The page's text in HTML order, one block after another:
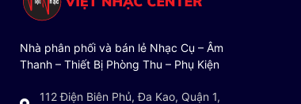
Nhà phân phối và bán lẻ Nhạc Cụ – Âm
Thanh – Thiết Bị Phòng Thu – Phụ Kiện
112 Điện Biên Phủ, Đa Kao, Quận 1,